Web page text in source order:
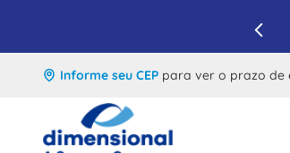
Informe seu CEP para ver o prazo de